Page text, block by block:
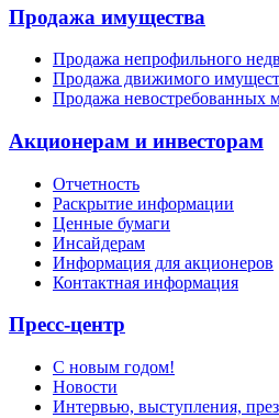
Продажа имущества
Продажа непрофильного
Продажа движимого
Продажа невостребованных
Акционерам и инвесторам
Отчетность
Раскрытие информации
Ценные бумаги
Инсайдерам
Информация для акционеров
Контактная информация
Пресс-центр
С новым годом!
Новости
Интервью, выступления,